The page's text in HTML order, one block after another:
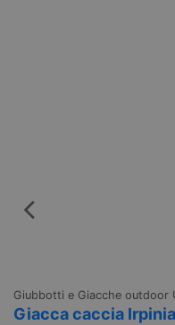
Giubbotti e Giacche outdoor
Giacca caccia